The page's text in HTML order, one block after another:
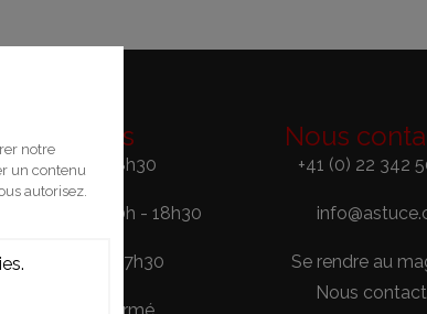
Horaires
Lundi: 14h - 18h30
/ Vendredi: 10h - 18h30
Samedi: 10h - 17h30
Nous
+41 (0) 22 342
Se rendre au
Nous